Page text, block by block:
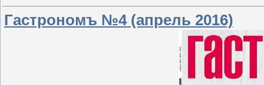
Гастрономъ №4 (апрель 2016)